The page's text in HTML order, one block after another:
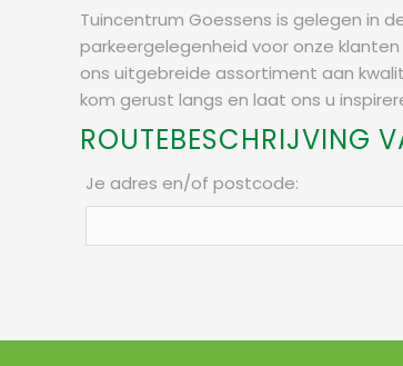
Tuincentrum Goessens is gelegen in
parkeergelegenheid voor onze
ons uitgebreide assortiment aan
kom gerust langs en laat ons u
ROUTEBESCHRIJVING
Je adres en/of postcode: